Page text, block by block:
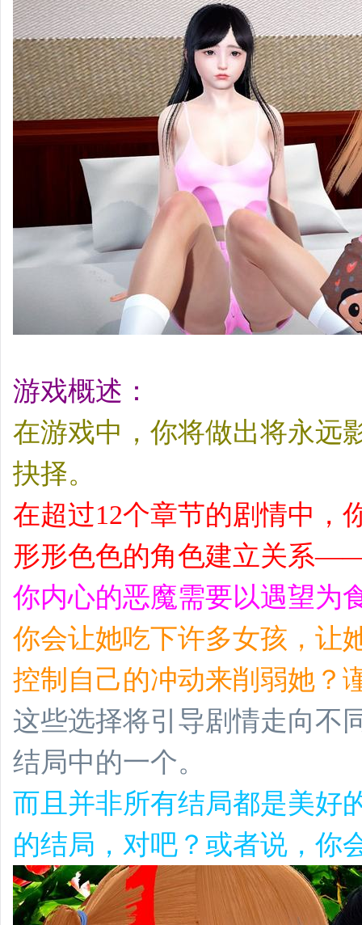
游戏概述：
在游戏中，你将做出将永远
抉择。
在超过12个章节的剧情中，
形形色色的角色建立关系
你内心的恶魔需要以遇望为
你会让她吃下许多女孩，让
控制自己的冲动来削弱她？
这些选择将引导剧情走向不
结局中的一个。
而且并非所有结局都是美好
的结局，对吧？或者说，你